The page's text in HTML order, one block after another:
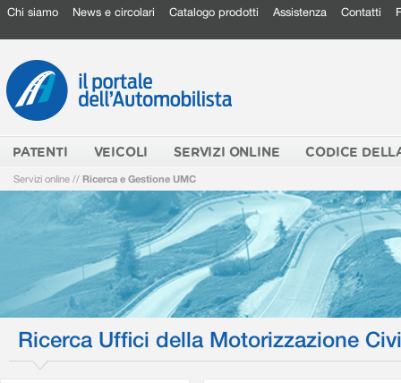
Chi siamo News e circolari Catalogo prodotti Assistenza Contatti
PATENTI VEICOLI SERVIZI ONLINE CODICE
Servizi online // Ricerca e Gestione UMC
Ricerca Uffici della Motorizzazione